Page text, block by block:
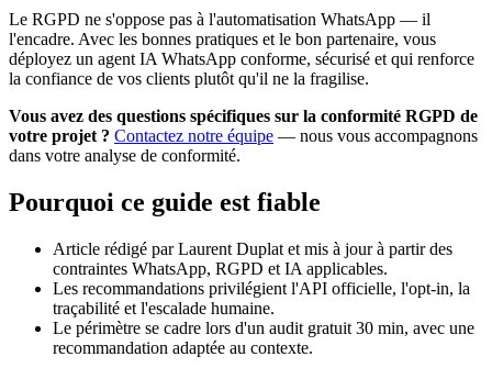
Le RGPD ne s'oppose pas à l'automatisation WhatsApp — il
l'encadre. Avec les bonnes pratiques et le bon partenaire, vous
déployez un agent IA WhatsApp conforme, sécurisé et qui renforce
la confiance de vos clients plutôt qu'il ne la fragilise.
Vous avez des questions spécifiques sur la conformité RGPD de
votre projet ? Contactez notre équipe — nous vous accompagnons
dans votre analyse de conformité.
Pourquoi ce guide est fiable
Article rédigé par Laurent Duplat et mis à jour à partir des
contraintes WhatsApp, RGPD et IA applicables.
Les recommandations privilégient l'API officielle, l'opt-in, la
traçabilité et l'escalade humaine.
Le périmètre se cadre lors d'un audit gratuit 30 min, avec une
recommandation adaptée au contexte.